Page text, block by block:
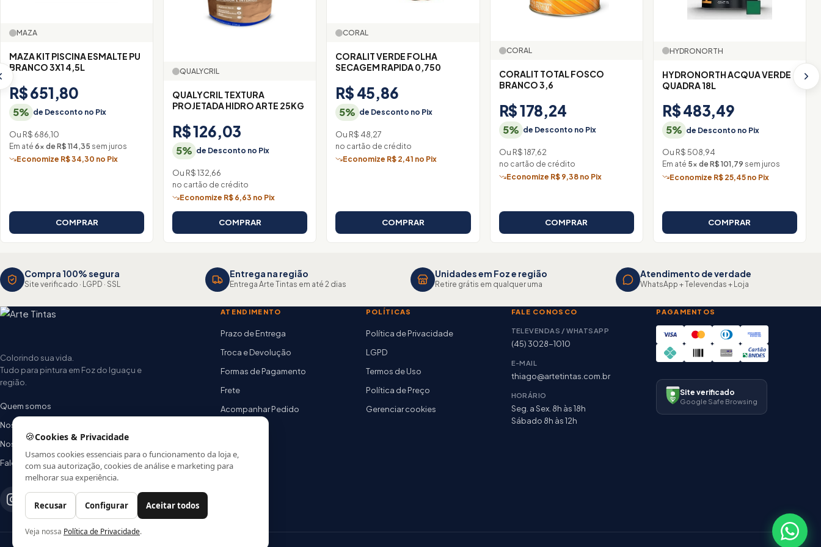
MAZA
MAZA KIT PISCINA ESMALTE PU
BRANCO 3X1 4,5L
R$ 651,80
5% de Desconto no Pix
Ou R$ 686,10
Em até 6× de R$ 114,35 sem juros
Economize R$ 34,30 no Pix
COMPRAR
QUALYCRIL
QUALYCRIL TEXTURA
PROJETADA HIDRO ARTE 25KG
R$ 126,03
5% de Desconto no Pix
Ou R$ 132,66
no cartão de crédito
Economize R$ 6,63 no Pix
COMPRAR
CORAL
CORALIT VERDE FOLHA
SECAGEM RAPIDA 0,750
R$ 45,86
5% de Desconto no Pix
Ou R$ 48,27
no cartão de crédito
Economize R$ 2,41 no Pix
COMPRAR
CORAL
CORALIT TOTAL FOSCO
BRANCO 3,6
R$ 178,24
5% de Desconto no Pix
Ou R$ 187,62
no cartão de crédito
Economize R$ 9,38 no Pix
COMPRAR
HYDRONORTH
HYDRONORTH ACQUA VERDE
QUADRA 18L
R$ 483,49
5% de Desconto no Pix
Ou R$ 508,94
Em até 5× de R$ 101,79 sem juros
Economize R$ 25,45 no Pix
COMPRAR
Compra 100% segura
Site verificado · LGPD · SSL
Entrega na região
Entrega Arte Tintas em até 2 dias
Unidades em Foz e região
Retire grátis em qualquer uma
Atendimento de verdade
WhatsApp + Televendas + Loja
Colorindo sua vida.
Tudo para pintura em Foz do Iguaçu e
região.
Quem somos
Nossas lojas
Nossa equipe
Fale conosco
ATENDIMENTO
Prazo de Entrega
Troca e Devolução
Formas de Pagamento
Frete
Acompanhar Pedido
POLÍTICAS
Política de Privacidade
LGPD
Termos de Uso
Política de Preço
Gerenciar cookies
FALE CONOSCO
TELEVENDAS / WHATSAPP
(45) 3028-1010
E-MAIL
thiago@artetintas.com.br
HORÁRIO
Seg. a Sex. 8h às 18h
Sábado 8h às 12h
PAGAMENTOS
Site verificado
Google Safe Browsing
🍪Cookies & Privacidade
Usamos cookies essenciais para o funcionamento da loja e,
com sua autorização, cookies de análise e marketing para
melhorar sua experiência.
Recusar Configurar Aceitar todos
Veja nossa Política de Privacidade.